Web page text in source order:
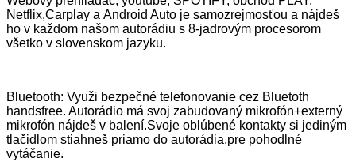
Netflix,Carplay a Android Auto je samozrejmosťou a nájdeš
ho v každom našom autorádiu s 8-jadrovým procesorom
všetko v slovenskom jazyku.
Bluetooth: Využi bezpečné telefonovanie cez Bluetoth
handsfree. Autorádio má svoj zabudovaný mikrofón+externý
mikrofón nájdeš v balení.Svoje oblúbené kontakty si jediným
tlačidlom stiahneš priamo do autorádia,pre pohodlné
vytáčanie.